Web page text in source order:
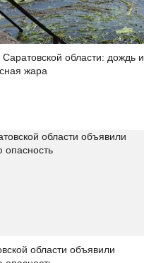
Саратовской области: дождь и
жара
области объявили